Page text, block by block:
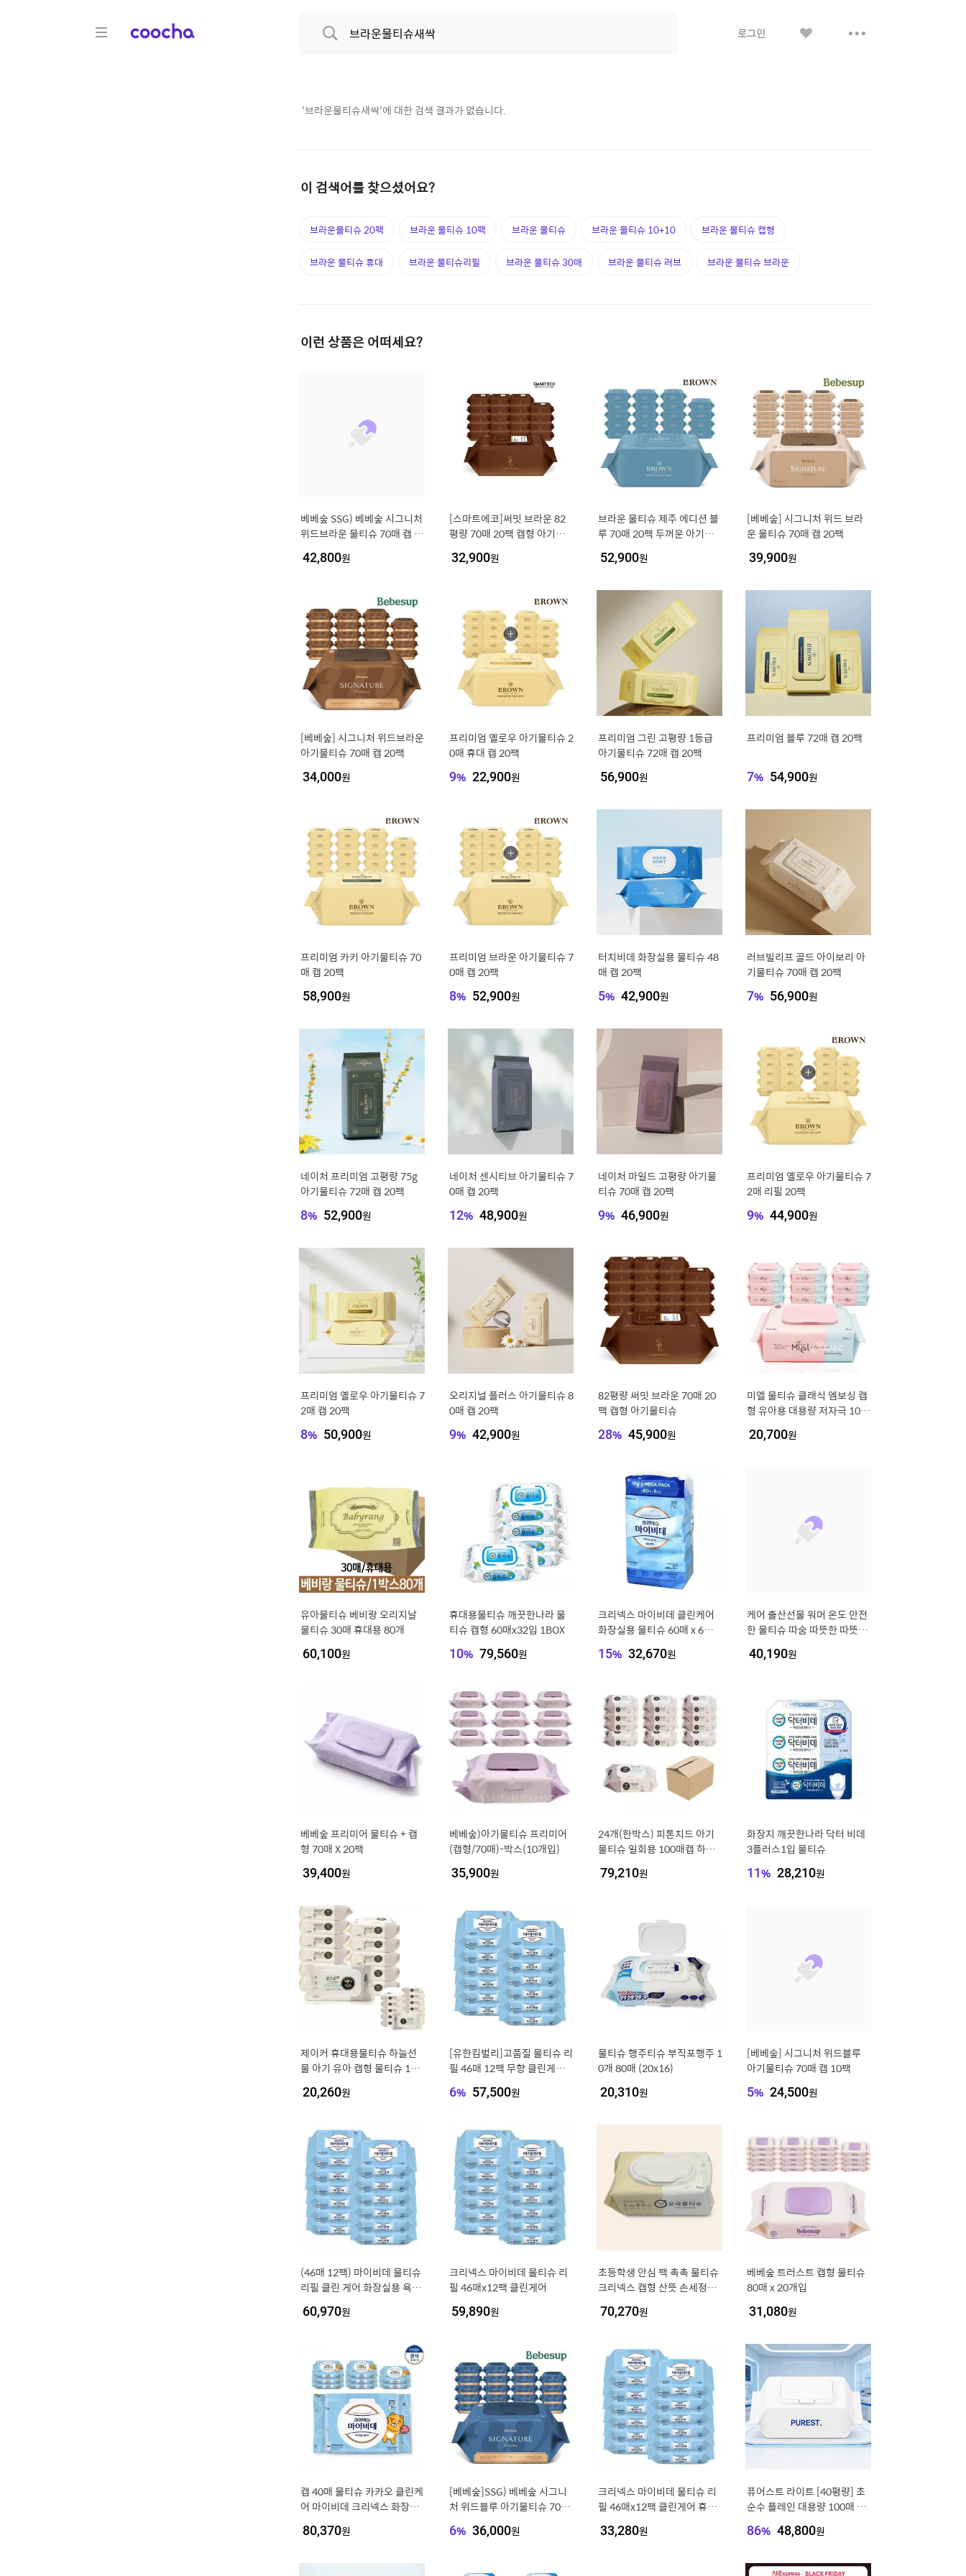
COOCHA 로그인 보
'브라운물티슈새싹'에 대한 검색 결과가 없습니다.
이 검색어를 찾으셨어요?
브라운물티슈 20팩 브라운 물티슈 10팩 브라운 물티슈 브라운 물티슈 10+10 브라운 물티슈 캡형
브라운 물티슈 휴대 브라운 물티슈리필 브라운 물티슈 30매 브라운 물티슈 러브 브라운 물티슈 브라운
이런 상품은 어떠세요?
베베숲 SSG) 베베숲 시그니처
위드브라운 물티슈 70매 캡 2
42,800원
[스마트에코]써밋 브라운 82
평량 70매 20팩 캡형 아기물
32,900원
브라운 물티슈 제주 에디션 블
루 70매 20팩 두꺼운 아기물
52,900원
[베베숲] 시그니처 위드 브라
운 물티슈 70매 캡 20팩
39,900원
[베베숲] 시그니처 위드브라운
아기물티슈 70매 캡 20팩
34,000원
프리미엄 옐로우 아기물티슈 2
0매 휴대 캡 20팩
9% 22,900원
프리미엄 그린 고평량 1등급
아기물티슈 72매 캡 20팩
56,900원
프리미엄 블루 72매 캡 20팩
7% 54,900원
프리미엄 카키 아기물티슈 70
매 캡 20팩
58,900원
프리미엄 브라운 아기물티슈 7
0매 캡 20팩
8% 52,900원
터치비데 화장실용 물티슈 48
매 캡 20팩
5% 42,900원
러브빌리프 골드 아이보리 아
기물티슈 70매 캡 20팩
7% 56,900원
네이처 프리미엄 고평량 75g
아기물티슈 72매 캡 20팩
8% 52,900원
네이처 센시티브 아기물티슈 7
0매 캡 20팩
12% 48,900원
네이처 마일드 고평량 아기물
티슈 70매 캡 20팩
9% 46,900원
프리미엄 옐로우 아기물티슈 7
2매 리필 20팩
9% 44,900원
프리미엄 옐로우 아기물티슈 7
2매 캡 20팩
8% 50,900원
오리지널 플러스 아기물티슈 8
0매 캡 20팩
9% 42,900원
82평량 써밋 브라운 70매 20
팩 캡형 아기물티슈
28% 45,900원
미엘 물티슈 클래식 엠보싱 캡
형 유아용 대용량 저자극 100
20,700원
유아물티슈 베비랑 오리지날
물티슈 30매 휴대용 80개
60,100원
휴대용물티슈 깨끗한나라 물
티슈 캡형 60매x32입 1BOX
10% 79,560원
크리넥스 마이비데 클린케어
화장실용 물티슈 60매 x 6팩
15% 32,670원
케어 출산선물 워머 온도 안전
한 물티슈 따숨 따뜻한 따뜻하
40,190원
베베숲 프리미어 물티슈 + 캡
형 70매 X 20팩
39,400원
베베숲)아기물티슈 프리미어
(캡형/70매)-박스(10개입)
35,900원
24개(한박스) 피톤치드 아기
물티슈 일회용 100매캡 하늘
79,210원
화장지 깨끗한나라 닥터 비데
3플러스1입 물티슈
11% 28,210원
제이커 휴대용물티슈 하늘선
물 아기 유아 캡형 물티슈 100
20,260원
[유한킴벌리]고품질 물티슈 리
필 46매 12팩 무향 클린게어
무향 청결 대용량 W
6% 57,500원
물티슈 행주티슈 부직포행주 1
0개 80매 (20x16)
20,310원
[베베숲] 시그니처 위드블루
아기물티슈 70매 캡 10팩
5% 24,500원
(46매 12팩) 마이비데 물티슈
리필 클린 게어 화장실용 욕실/
미니/야외/가정용
60,970원
크리넥스 마이비데 물티슈 리
필 46매x12팩 클린게어
59,890원
초등학생 안심 팩 촉촉 물티슈
크리넥스 캡형 산뜻 손세정제
70,270원
베베숲 트러스트 캡형 물티슈
80매 x 20개입
31,080원
캡 40매 물티슈 카카오 클린케
어 마이비데 크리넥스 화장실
80,370원
[베베숲]SSG) 베베숲 시그니
처 위드블루 아기물티슈 70매
6% 36,000원
크리넥스 마이비데 물티슈 리
필 46매x12팩 클린게어 휴지
에버리는 비대 비대
33,280원
퓨어스트 라이트 [40평량] 초
순수 플레인 대용량 100매 물
86% 48,800원